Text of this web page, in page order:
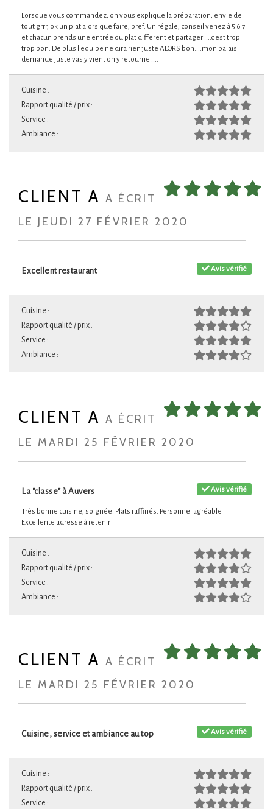
Lorsque vous commandez, on vous explique la préparation, envie de
tout grrr, ok un plat alors que faire, bref. Un régale, conseil venez à 5 6 7
et chacun prends une entrée ou plat different et partager ....c est trop
trop bon. De plus l equipe ne dira rien juste ALORS bon....mon palais
demande juste vas y vient on y retourne ....
Cuisine :
Rapport qualité / prix :
Service :
Ambiance :
CLIENT A A ÉCRIT
LE JEUDI 27 FÉVRIER 2020
Avis vérifié
Excellent restaurant
Cuisine :
Rapport qualité / prix :
Service :
Ambiance :
CLIENT A A ÉCRIT
LE MARDI 25 FÉVRIER 2020
Avis vérifié
La "classe" à Auvers
Très bonne cuisine, soignée. Plats raffinés. Personnel agréable
Excellente adresse à retenir
Cuisine :
Rapport qualité / prix :
Service :
Ambiance :
CLIENT A A ÉCRIT
LE MARDI 25 FÉVRIER 2020
Avis vérifié
Cuisine, service et ambiance au top
Cuisine :
Rapport qualité / prix :
Service :